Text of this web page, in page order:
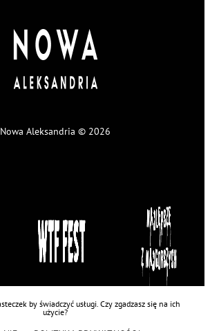
Nowa Aleksandria © 2026
by świadczyć usługi. Czy zgadzasz się na ich
użycie?